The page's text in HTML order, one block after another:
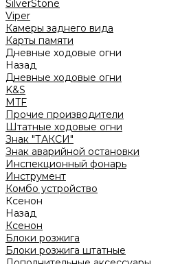
SilverStone
Viper
Камеры заднего вида
Карты памяти
Дневные ходовые огни
Назад
Дневные ходовые огни
K&S
MTF
Прочие производители
Штатные ходовые огни
Знак "ТАКСИ"
Знак аварийной остановки
Инспекционный фонарь
Инструмент
Комбо устройство
Ксенон
Назад
Ксенон
Блоки розжига
Блоки розжига штатные